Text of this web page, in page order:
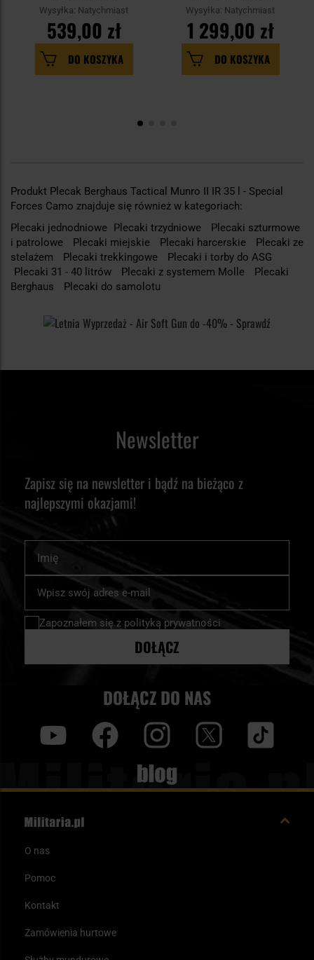
Wysyłka: Natychmiast
539,00 zł
DO KOSZYKA
Multicam
Wysyłka: Natychmiast
1 299,00 zł
DO KOSZYKA
Produkt Plecak Berghaus Tactical Munro II IR 35 l - Special
Forces Camo znajduje się również w kategoriach:
Plecaki jednodniowe Plecaki trzydniowe
Plecaki szturmowe
i patrolowe
Plecaki miejskie Plecaki harcerskie
Plecaki ze
stelażem
Plecaki trekkingowe
Plecaki i torby do ASG
Plecaki 31 - 40 litrów
Plecaki z systemem Molle
Plecaki
Berghaus
Plecaki do samolotu
Newsletter
Zapisz się na newsletter i bądź na bieżąco z
najlepszymi okazjami!
nasz
newsletter:
Zapoznałem się z polityką prywatności
DOŁĄCZ
DOŁĄCZ DO NAS
Blog
O nas
Pomoc
Kontakt
Zamówienia hurtowe